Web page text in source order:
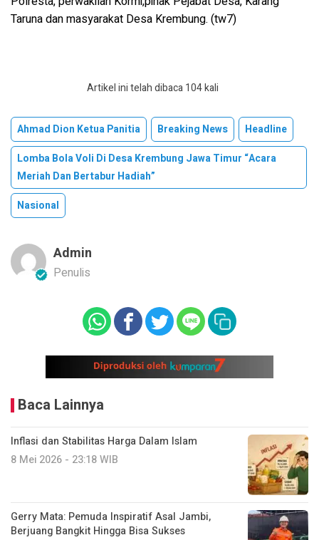
Taruna dan masyarakat Desa Krembung. (tw7)
Artikel ini telah dibaca 104 kali
Ahmad Dion Ketua Panitia Breaking News
Headline
Lomba Bola Voli Di Desa Krembung Jawa Timur “Acara
Meriah Dan Bertabur Hadiah”
Nasional
Admin
Penulis
Baca Lainnya
Inflasi dan Stabilitas Harga Dalam Islam
8 Mei 2026 - 23:18 WIB
Gerry Mata: Pemuda Inspiratif Asal Jambi,
Berjuang Bangkit Hingga Bisa Sukses